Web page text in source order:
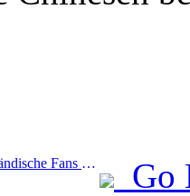
Prev:„China Hotel“ zieht ausländische Fans an und das Jinjiang Hotel wird häufig von ausländischen Gästen gelobt
Go